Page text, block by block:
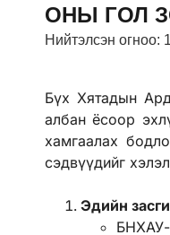
ОНЫ ГОЛ
Нийтэлсэн огноо:
Бүх Хятадын
албан ёсоор
хамгаалах
сэдвүүдийг
Эдийн